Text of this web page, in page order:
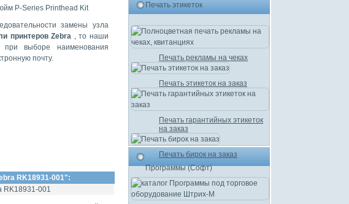
P-Series Printhead Kit
замены узла
принтеров Zebra , то наши
выборе наименования
почту.
RK18931-001":
RK18931-001
Печать этикеток
Печать рекламы на чеках
Печать этикеток на заказ
Печать гарантийных этикеток
на заказ
Печать бирок на заказ
Программы (Софт)